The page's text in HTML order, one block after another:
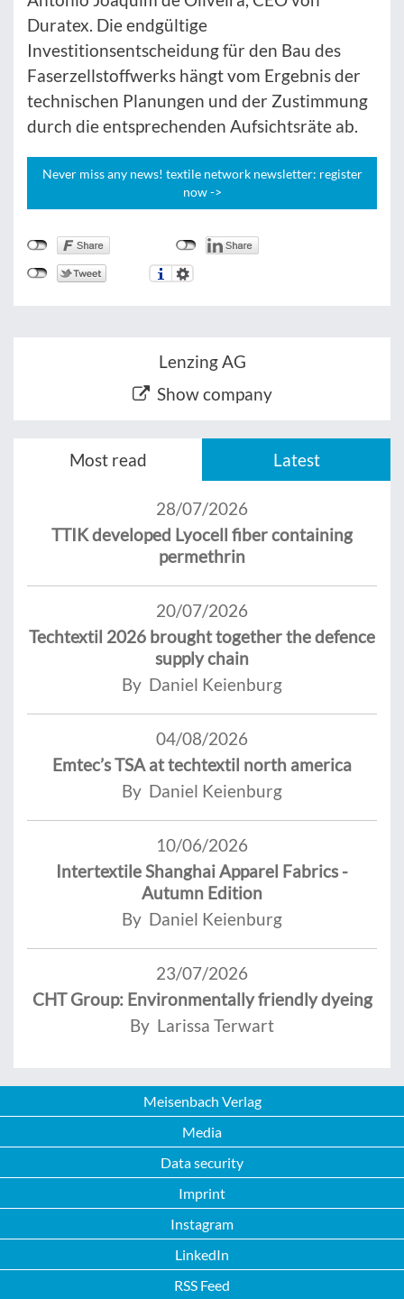
Duratex. Die endgültige
Investitionsentscheidung für den Bau des
Faserzellstoffwerks hängt vom Ergebnis der
technischen Planungen und der Zustimmung
durch die entsprechenden Aufsichtsräte ab.
Never miss any news! textile network newsletter: register
now ->
Lenzing AG
Show company
Most read Latest
28/07/2026
TTIK developed Lyocell fiber containing
permethrin
20/07/2026
Techtextil 2026 brought together the defence
supply chain
By Daniel Keienburg
04/08/2026
Emtec’s TSA at techtextil north america
By Daniel Keienburg
10/06/2026
Intertextile Shanghai Apparel Fabrics -
Autumn Edition
By Daniel Keienburg
23/07/2026
CHT Group: Environmentally friendly dyeing
By Larissa Terwart
Meisenbach Verlag
Media
Data security
Imprint
Instagram
LinkedIn
RSS Feed